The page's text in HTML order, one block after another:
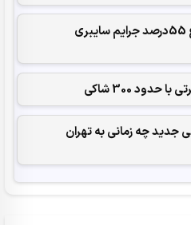
هوش مصنوعی، بستر وقوع 55درصد جرایم سایبری
300 شاکی
جدید چه زمانی به تهران